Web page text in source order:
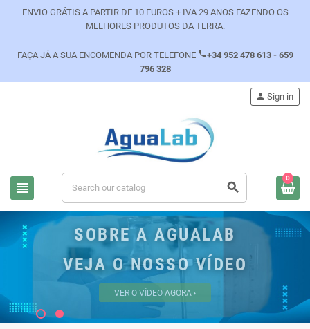
ENVIO GRÁTIS A PARTIR DE 10 EUROS + IVA 29 ANOS FAZENDO OS
MELHORES PRODUTOS DA TERRA.
FAÇA JÁ A SUA ENCOMENDA POR TELEFONE phone+34 952 478 613 - 659
796 328
view_headline search
person Sign in
0